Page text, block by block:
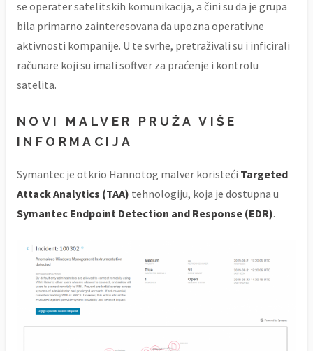
se operater satelitskih komunikacija, a čini su da je grupa
bila primarno zainteresovana da upozna operativne
aktivnosti kompanije. U te svrhe, pretraživali su i inficirali
računare koji su imali softver za praćenje i kontrolu
satelita.
NOVI MALVER PRUŽA VIŠE
INFORMACIJA
Symantec je otkrio Hannotog malver koristeći Targeted
Attack Analytics (TAA) tehnologiju, koja je dostupna u
Symantec Endpoint Detection and Response (EDR).